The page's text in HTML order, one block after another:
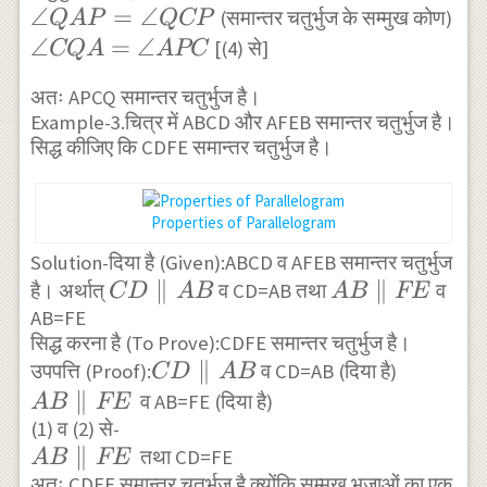
\angle
DQA+\angle
DQA+\angle
APC
CQA=\angle
APC
\angle
QAP=\angle
∠QAP = ∠QCP(समान्तर चतुर्भुज के सम्मुख कोण)
\angle
APC
∠CQA = ∠APC [(4) से]
अतः APCQ समान्तर चतुर्भुज है।
Example-3.चित्र में ABCD और AFEB समान्तर चतुर्भुज है।
सिद्ध कीजिए कि CDFE समान्तर चतुर्भुज है।
Properties of Parallelogram
Solution-दिया है (Given):ABCD व AFEB समान्तर चतुर्भुज
है। अर्थात् CD
AB
CD ABव CD=AB तथाAB
FE
AB FE व
AB=FE
सिद्ध करना है (To Prove):CDFE समान्तर चतुर्भुज है।
उपपत्ति (Proof):CD
\parallel
CD ABव CD=AB (दिया है)
AB
\parallel
FE
AB FEव AB=FE (दिया है)
(1) व (2) से-
AB
AB FEतथा CD=FE